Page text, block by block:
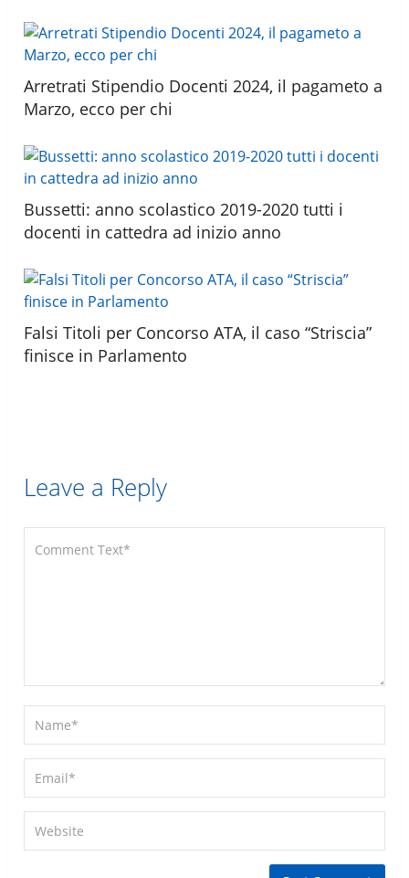
Arretrati Stipendio Docenti 2024, il pagameto a
Marzo, ecco per chi
Bussetti: anno scolastico 2019-2020 tutti i
docenti in cattedra ad inizio anno
Falsi Titoli per Concorso ATA, il caso “Striscia”
finisce in Parlamento
Leave a Reply